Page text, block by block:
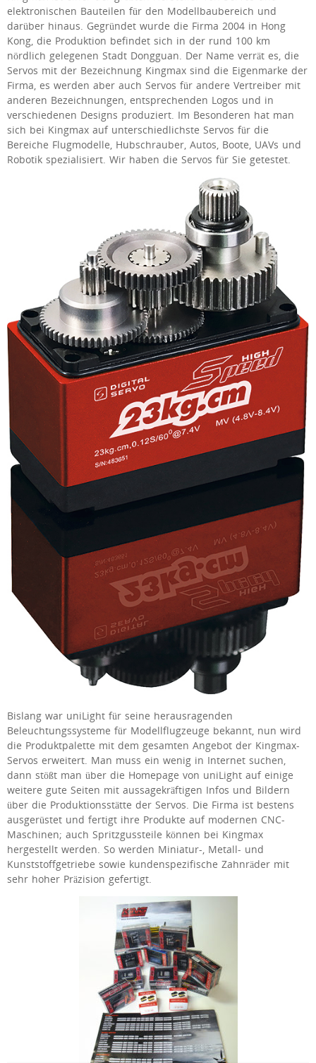
elektronischen Bauteilen für den Modellbaubereich und
darüber hinaus. Gegründet wurde die Firma 2004 in Hong
Kong, die Produktion befindet sich in der rund 100 km
nördlich gelegenen Stadt Dongguan. Der Name verrät es, die
Servos mit der Bezeichnung Kingmax sind die Eigenmarke der
Firma, es werden aber auch Servos für andere Vertreiber mit
anderen Bezeichnungen, entsprechenden Logos und in
verschiedenen Designs produziert. Im Besonderen hat man
sich bei Kingmax auf unterschiedlichste Servos für die
Bereiche Flugmodelle, Hubschrauber, Autos, Boote, UAVs und
Robotik spezialisiert. Wir haben die Servos für Sie getestet.
Bislang war uniLight für seine herausragenden
Beleuchtungssysteme für Modellflugzeuge bekannt, nun wird
die Produktpalette mit dem gesamten Angebot der Kingmax-
Servos erweitert. Man muss ein wenig in Internet suchen,
dann stößt man über die Homepage von uniLight auf einige
weitere gute Seiten mit aussagekräftigen Infos und Bildern
über die Produktionsstätte der Servos. Die Firma ist bestens
ausgerüstet und fertigt ihre Produkte auf modernen CNC-
Maschinen; auch Spritzgussteile können bei Kingmax
hergestellt werden. So werden Miniatur-, Metall- und
Kunststoffgetriebe sowie kundenspezifische Zahnräder mit
sehr hoher Präzision gefertigt.